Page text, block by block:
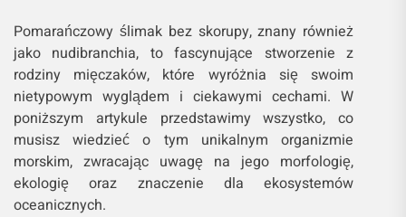
Pomarańczowy ślimak bez skorupy, znany również
jako nudibranchia, to fascynujące stworzenie z
rodziny mięczaków, które wyróżnia się swoim
nietypowym wyglądem i ciekawymi cechami. W
poniższym artykule przedstawimy wszystko, co
musisz wiedzieć o tym unikalnym organizmie
morskim, zwracając uwagę na jego morfologię,
ekologię oraz znaczenie dla ekosystemów
oceanicznych.